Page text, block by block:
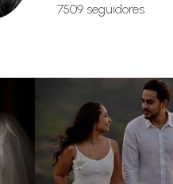
7509 seguidores